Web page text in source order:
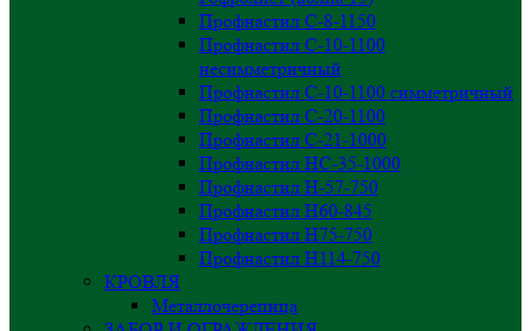
Профнастил С-8-1150
Профнастил С-10-1100
несимметричный
Профнастил С-10-1100 симметричный
Профнастил С-20-1100
Профнастил С-21-1000
Профнастил НС-35-1000
Профнастил H-57-750
Профнастил Н60-845
Профнастил Н75-750
Профнастил Н114-750
КРОВЛЯ
Металлочерепица